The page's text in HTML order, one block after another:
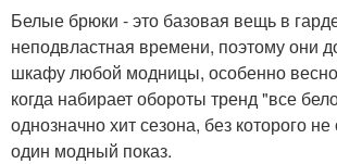
Белые брюки - это базовая вещь в
неподвластная времени, поэтому они
шкафу любой модницы, особенно
когда набирает обороты тренд "все
однозначно хит сезона, без которого
один модный показ.